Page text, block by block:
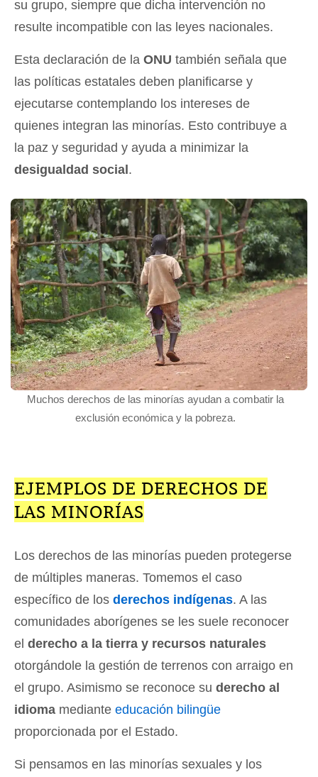
su grupo, siempre que dicha intervención no
resulte incompatible con las leyes nacionales.
Esta declaración de la ONU también señala que
las políticas estatales deben planificarse y
ejecutarse contemplando los intereses de
quienes integran las minorías. Esto contribuye a
la paz y seguridad y ayuda a minimizar la
desigualdad social.
Muchos derechos de las minorías ayudan a combatir la
exclusión económica y la pobreza.
EJEMPLOS DE DERECHOS DE
LAS MINORÍAS
Los derechos de las minorías pueden protegerse
de múltiples maneras. Tomemos el caso
específico de los derechos indígenas. A las
comunidades aborígenes se les suele reconocer
el derecho a la tierra y recursos naturales
otorgándole la gestión de terrenos con arraigo en
el grupo. Asimismo se reconoce su derecho al
idioma mediante educación bilingüe
proporcionada por el Estado.
Si pensamos en las minorías sexuales y los